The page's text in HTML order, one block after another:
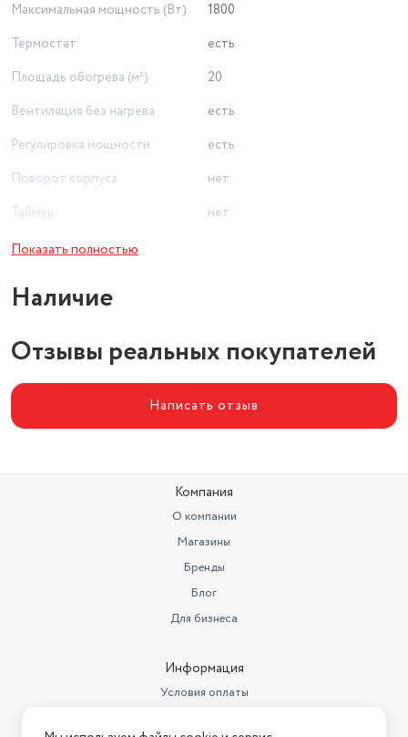
Максимальная мощность (Вт)
1800
Термостат
есть
Площадь обогрева (м²)
20
Вентиляция без нагрева
есть
Регулировка мощности
есть
Поворот корпуса
нет
Таймер
нет
Тип установки
Высота (мм)
29
Ширина (см)
19
Цвет товара
черный
Показать полностью
Наличие
Отзывы реальных покупателей
Написать отзыв
Компания
О компании
Магазины
Бренды
Блог
Для бизнеса
Информация
Условия оплаты